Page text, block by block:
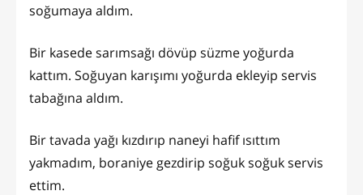
soğumaya aldım.
Bir kasede sarımsağı dövüp süzme yoğurda
kattım. Soğuyan karışımı yoğurda ekleyip servis
tabağına aldım.
Bir tavada yağı kızdırıp naneyi hafif ısıttım
yakmadım, boraniye gezdirip soğuk soğuk servis
ettim.